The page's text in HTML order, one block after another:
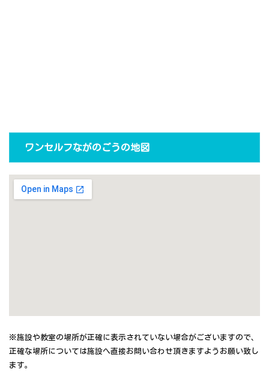
ワンセルフながのごうの地図
※施設や教室の場所が正確に表示されていない場合がございますので、
正確な場所については施設へ直接お問い合わせ頂きますようお願い致し
ます。